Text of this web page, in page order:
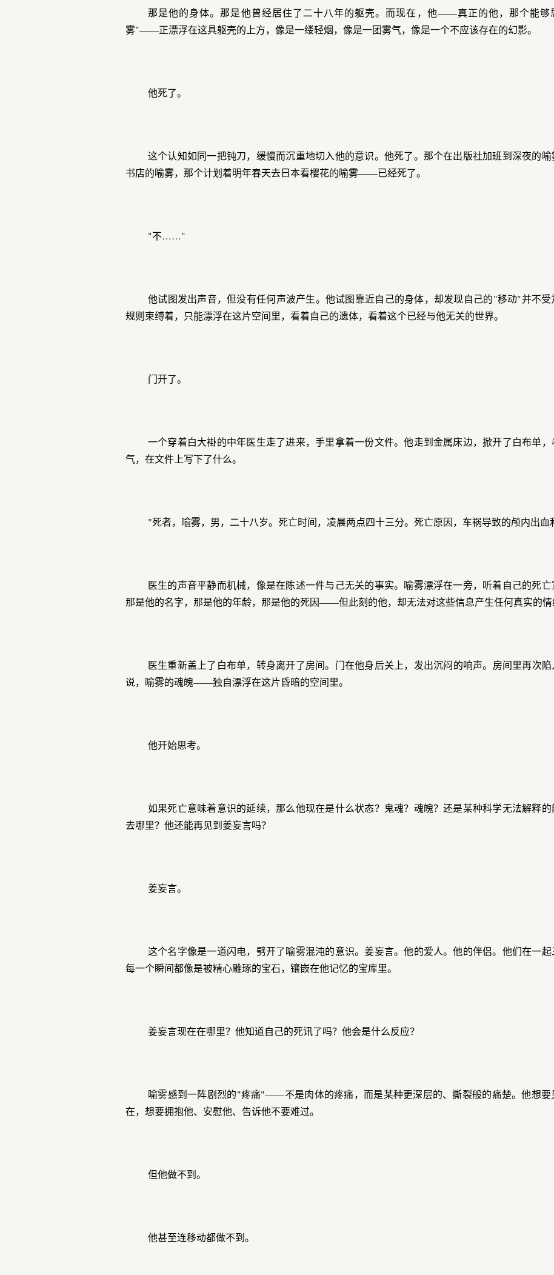
那是他的身体。那是他曾经居住了二十八年的躯壳。而现在，他——真正的他，那个能
雾"——正漂浮在这具躯壳的上方，像是一缕轻烟，像是一团雾气，像是一个不应该存在的幻影。
他死了。
这个认知如同一把钝刀，缓慢而沉重地切入他的意识。他死了。那个在出版社加班到深夜的
书店的喻雾，那个计划着明年春天去日本看樱花的喻雾——已经死了。
"不……"
他试图发出声音，但没有任何声波产生。他试图靠近自己的身体，却发现自己的"移动"并不
规则束缚着，只能漂浮在这片空间里，看着自己的遗体，看着这个已经与他无关的世界。
门开了。
一个穿着白大褂的中年医生走了进来，手里拿着一份文件。他走到金属床边，掀开了白布单
气，在文件上写下了什么。
"死者，喻雾，男，二十八岁。死亡时间，凌晨两点四十三分。死亡原因，车祸导致的颅内出血
医生的声音平静而机械，像是在陈述一件与己无关的事实。喻雾漂浮在一旁，听着自己的死亡
那是他的名字，那是他的年龄，那是他的死因——但此刻的他，却无法对这些信息产生任何真实的情
医生重新盖上了白布单，转身离开了房间。门在他身后关上，发出沉闷的响声。房间里再次
说，喻雾的魂魄——独自漂浮在这片昏暗的空间里。
他开始思考。
如果死亡意味着意识的延续，那么他现在是什么状态？鬼魂？魂魄？还是某种科学无法解释
去哪里？他还能再见到姜妄言吗？
姜妄言。
这个名字像是一道闪电，劈开了喻雾混沌的意识。姜妄言。他的爱人。他的伴侣。他们在一起
每一个瞬间都像是被精心雕琢的宝石，镶嵌在他记忆的宝库里。
姜妄言现在在哪里？他知道自己的死讯了吗？他会是什么反应？
喻雾感到一阵剧烈的"疼痛"——不是肉体的疼痛，而是某种更深层的、撕裂般的痛楚。他想要
在，想要拥抱他、安慰他、告诉他不要难过。
但他做不到。
他甚至连移动都做不到。